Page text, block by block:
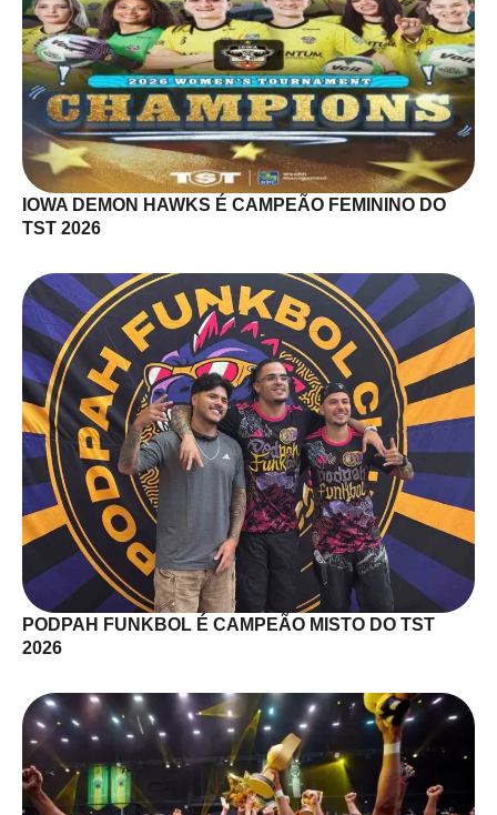
IOWA DEMON HAWKS É CAMPEÃO FEMININO DO
TST 2026
PODPAH FUNKBOL É CAMPEÃO MISTO DO TST
2026